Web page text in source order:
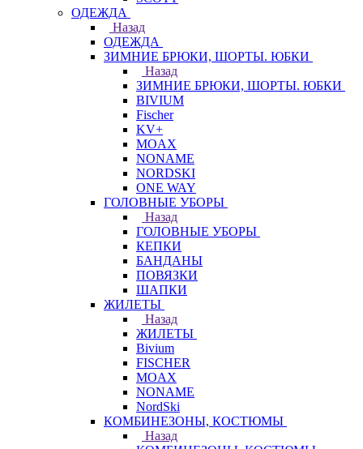
ОДЕЖДА
Назад
ОДЕЖДА
ЗИМНИЕ БРЮКИ, ШОРТЫ. ЮБКИ
Назад
ЗИМНИЕ БРЮКИ, ШОРТЫ. ЮБКИ
BIVIUM
Fischer
KV+
MOAX
NONAME
NORDSKI
ONE WAY
ГОЛОВНЫЕ УБОРЫ
Назад
ГОЛОВНЫЕ УБОРЫ
КЕПКИ
БАНДАНЫ
ПОВЯЗКИ
ШАПКИ
ЖИЛЕТЫ
Назад
ЖИЛЕТЫ
Bivium
FISCHER
MOAX
NONAME
NordSki
КОМБИНЕЗОНЫ, КОСТЮМЫ
Назад